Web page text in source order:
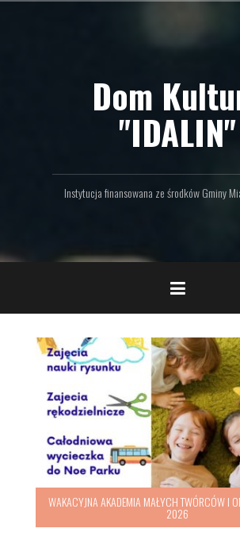
i
Dom
"IDALIN"
Instytucja finansowana ze środków Gminy
WAKACYJNA AKADEMIA MAŁYCH TWÓRCÓW I
2026